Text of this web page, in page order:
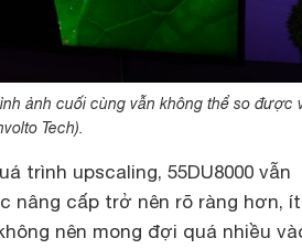
ảnh cuối cùng vẫn không thể so được
Tech).
trình upscaling, 55DU8000 vẫn
nâng cấp trở nên rõ ràng hơn, ít
nên mong đợi quá nhiều